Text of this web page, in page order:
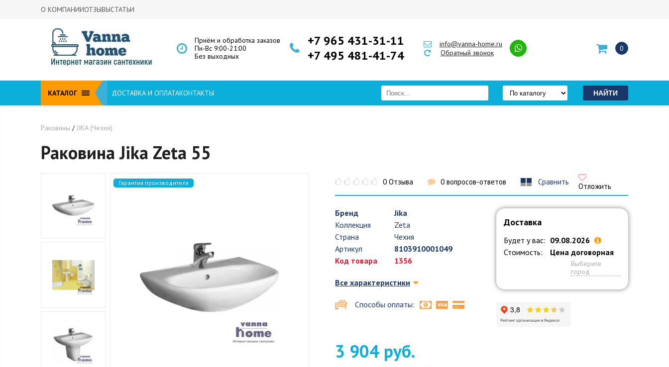
О КОМПАНИИОТЗЫВЫСТАТЬИ
Приём и обработка заказов
Пн-Вс 9:00-21:00
Без выходных
+7 965 431-31-11
+7 495 481-41-74
info@vanna-home.ru
Обратный звонок
0
КАТАЛОГ ДОСТАВКА И ОПЛАТАКОНТАКТЫ
Раковины /JIKA (Чехия)
Раковина Jika Zeta 55
Гарантия производителя 0 Отзыва 0 вопросов-ответов Сравнить Отложить
Бренд
Jika
Коллекция
Zeta
Страна
Чехия
Артикул
8103910001049
Код товара
1356
Все характеристики
Способы оплаты:
Доставка
Будет у вас: 09.08.2026
Стоимость:
Цена договорная
Выберите
город
3 904 руб.